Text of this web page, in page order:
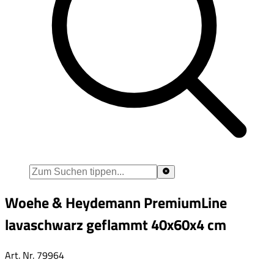
Woehe & Heydemann PremiumLine
lavaschwarz geflammt 40x60x4 cm
Art. Nr. 79964